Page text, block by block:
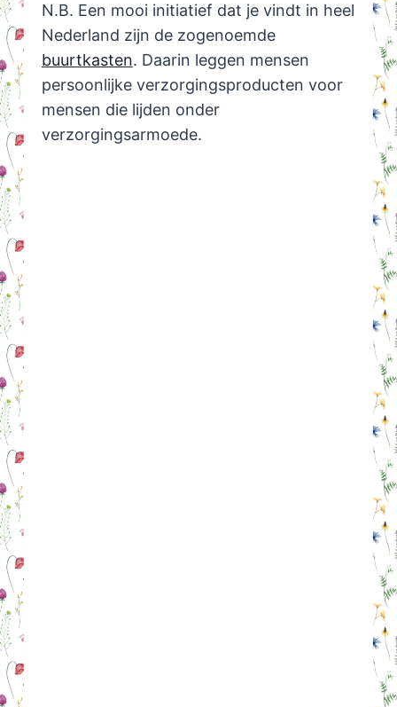
N.B. Een mooi initiatief dat je vindt in heel
Nederland zijn de zogenoemde
buurtkasten. Daarin leggen mensen
persoonlijke verzorgingsproducten voor
mensen die lijden onder
verzorgingsarmoede.